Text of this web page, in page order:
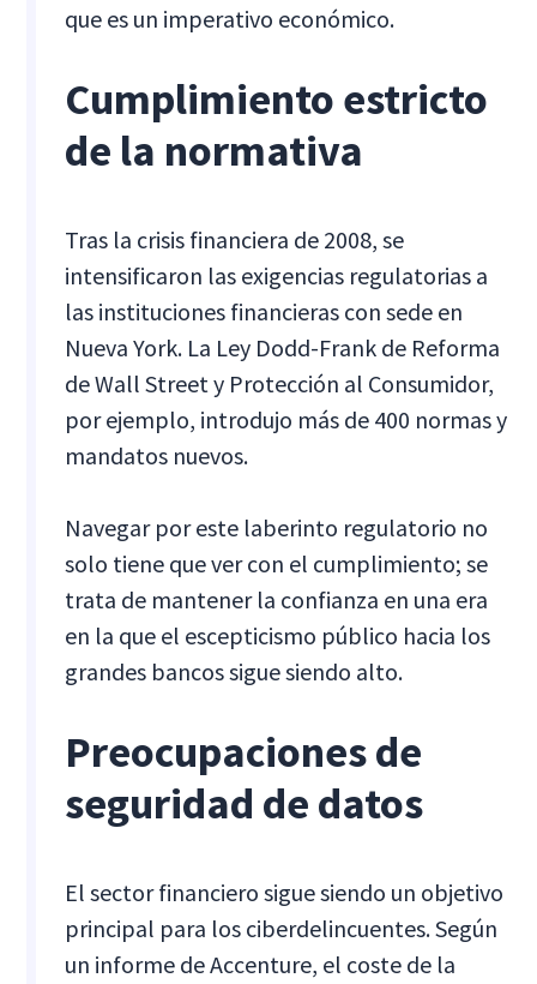
que es un imperativo económico.
Cumplimiento estricto
de la normativa
Tras la crisis financiera de 2008, se
intensificaron las exigencias regulatorias a
las instituciones financieras con sede en
Nueva York. La Ley Dodd-Frank de Reforma
de Wall Street y Protección al Consumidor,
por ejemplo, introdujo más de 400 normas y
mandatos nuevos.
Navegar por este laberinto regulatorio no
solo tiene que ver con el cumplimiento; se
trata de mantener la confianza en una era
en la que el escepticismo público hacia los
grandes bancos sigue siendo alto.
Preocupaciones de
seguridad de datos
El sector financiero sigue siendo un objetivo
principal para los ciberdelincuentes. Según
un informe de Accenture, el coste de la